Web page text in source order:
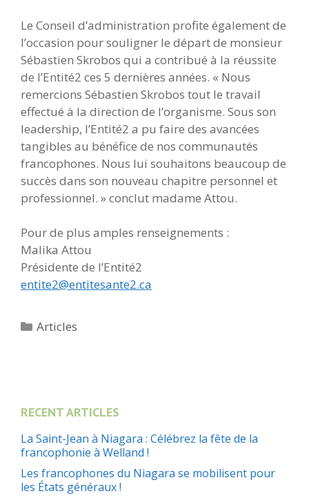
Le Conseil d’administration profite également de
l’occasion pour souligner le départ de monsieur
Sébastien Skrobos qui a contribué à la réussite
de l’Entité2 ces 5 dernières années. « Nous
remercions Sébastien Skrobos tout le travail
effectué à la direction de l’organisme. Sous son
leadership, l’Entité2 a pu faire des avancées
tangibles au bénéfice de nos communautés
francophones. Nous lui souhaitons beaucoup de
succès dans son nouveau chapitre personnel et
professionnel. » conclut madame Attou.
Pour de plus amples renseignements :
Malika Attou
Présidente de l’Entité2
entite2@entitesante2.ca
Catégories
Articles
RECENT ARTICLES
La Saint-Jean à Niagara : Célébrez la fête de la
francophonie à Welland !
Les francophones du Niagara se mobilisent pour
les États généraux !